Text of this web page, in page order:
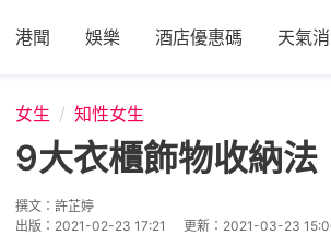
港聞 娛樂 酒店優惠碼 天氣
女生 知性女生
9大衣櫃飾物收納
撰文： 許芷婷
出版： 2021-02-23 17:21 更新： 2021-03-23